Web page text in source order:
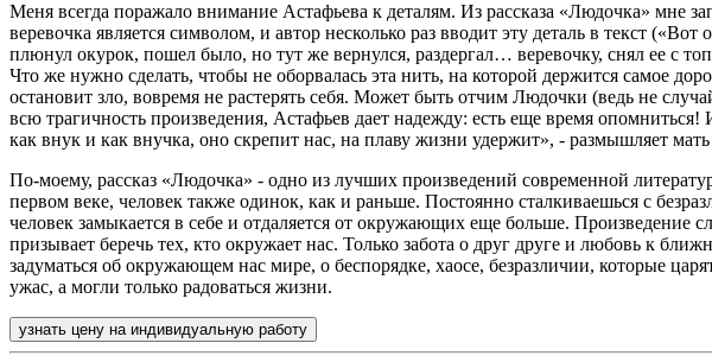
Меня всегда поражало внимание Астафьева к деталям. Из рассказа «Людочка» мне
веревочка является символом, и автор несколько раз вводит эту деталь в текст
плюнул окурок, пошел было, но тут же вернулся, раздергал… веревочку, снял ее с
Что же нужно сделать, чтобы не оборвалась эта нить, на которой держится самое
остановит зло, вовремя не растерять себя. Может быть отчим Людочки (ведь не
всю трагичность произведения, Астафьев дает надежду: есть еще время
как внук и как внучка, оно скрепит нас, на плаву жизни удержит», - размышляет
По-моему, рассказ «Людочка» - одно из лучших произведений современной
первом веке, человек также одинок, как и раньше. Постоянно сталкиваешься с
человек замыкается в себе и отдаляется от окружающих еще больше.
призывает беречь тех, кто окружает нас. Только забота о друг друге и любовь к
задуматься об окружающем нас мире, о беспорядке, хаосе, безразличии, которые
ужас, а могли только радоваться жизни.
узнать цену на индивидуальную работу